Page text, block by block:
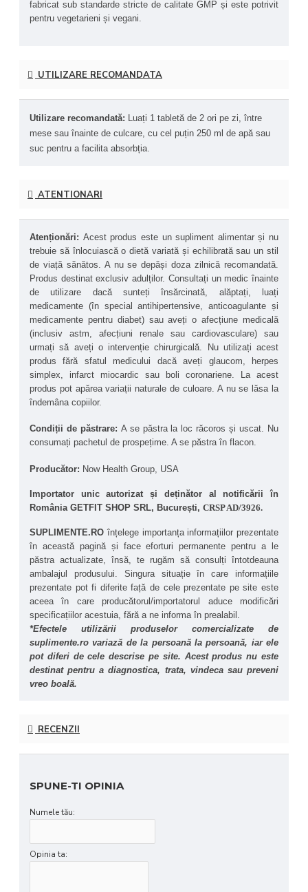
îmbunătăți performanța fizică, crește rezistența musculară și
accelerează recuperarea după efort. De asemenea, există
Beneficii principale ale produsului NOW® Foods Double
Precursor al oxidului nitric (NO): Contribuie la
dilatarea vaselor de sânge, îmbunătățind circulația,
susținând sănătatea cardiovasculară și reglarea
tensiunii arteriale.
arterială și îmbunătățește fluxul sanguin.
Detoxifiere metabolică:
Susține sinteza proteinelor: Promovează creșterea
masei musculare și recuperarea după exerciții fizice
intense.
Îmbunătățirea performanței fizice: Contribuie la
creșterea rezistenței și reducerea oboselii musculare
în timpul efortului susținut.
Funcție endotelială și oxigenare tisulară:
Ajută la
oxigenarea eficientă a mușchilor și creierului,
susținând claritatea mentală și energia fizică.
Formulă cu doză dublă: 1000 mg de L-Arginină per
porție, ideală pentru rezultate rapide în susținerea
performanței sportive și metabolice.
Îmbunătățirea funcției sexuale și fertilității - L-
Arginina poate contribui la îmbunătățirea funcției
fertilității masculine prin stimularea spermatogenezei
și îmbunătățirea motilității spermatozoizilor. De
Sprijin pentru sănătatea ochilor
contribui la menținerea sănătății retinei și a funcției
vizuale.
fabricat sub standarde stricte de calitate GMP și este potrivit
pentru vegetarieni și vegani.
UTILIZARE RECOMANDATA
Utilizare recomandată: Luați 1 tabletă de 2 ori pe zi, între
mese sau înainte de culcare, cu cel puțin 250 ml de apă sau
suc pentru a facilita absorbția.
ATENTIONARI
Atenționări: Acest produs este un supliment alimentar și nu
trebuie să înlocuiască o dietă variată și echilibrată sau un stil
de viață sănătos. A nu se depăși doza zilnică recomandată.
Produs destinat exclusiv adulților. Consultați un medic înainte
de utilizare dacă sunteți însărcinată, alăptați, luați
medicamente (în special antihipertensive, anticoagulante și
medicamente pentru diabet) sau aveți o afecțiune medicală
(inclusiv astm, afecțiuni renale sau cardiovasculare) sau
urmați să aveți o intervenție chirurgicală. Nu utilizați acest
produs fără sfatul medicului dacă aveți glaucom, herpes
simplex, infarct miocardic sau boli coronariene. La acest
produs pot apărea variații naturale de culoare. A nu se lăsa la
îndemâna copiilor.
Condiții de păstrare: A se păstra la loc răcoros și uscat. Nu
consumați pachetul de prospețime. A se păstra în flacon.
Producător: Now Health Group, USA
Importator unic autorizat și deținător al notificării în
România GETFIT SHOP SRL, București, CRSP AD/3926.
SUPLIMENTE.RO înțelege importanța informațiilor prezentate
în această pagină și face eforturi permanente pentru a le
păstra actualizate, însă, te rugăm să consulți întotdeauna
ambalajul produsului. Singura situație în care informațiile
prezentate pot fi diferite față de cele prezentate pe site este
aceea în care producătorul/importatorul aduce modificări
specificațiilor acestuia, fără a ne informa în prealabil.
*Efectele utilizării produselor comercializate de
suplimente.ro variază de la persoană la persoană, iar ele
pot diferi de cele descrise pe site. Acest produs nu este
destinat pentru a diagnostica, trata, vindeca sau preveni
vreo boală.
RECENZII
SPUNE-TI OPINIA
Numele tău:
Opinia ta: